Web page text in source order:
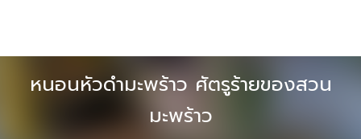
หนอนหัวดำมะพร้าว ศัตรูร้ายของสวน
มะพร้าว